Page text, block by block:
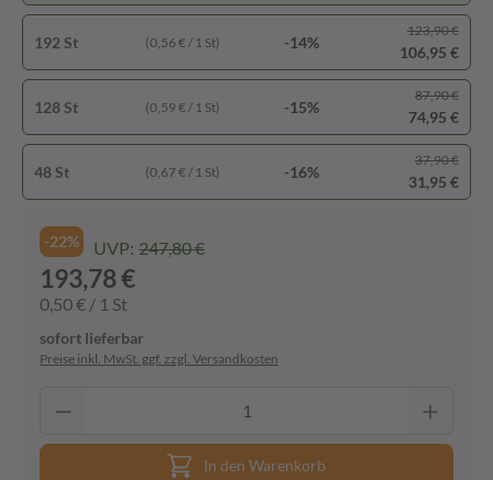
192 St (0,56 € / 1 St) -14%
123,90 €
106,95 €
128 St (0,59 € / 1 St) -15%
87,90 €
74,95 €
48 St (0,67 € / 1 St) -16%
37,90 €
31,95 €
-22% UVP: 247,80 €
193,78 €
0,50 € / 1 St
sofort lieferbar
Preise inkl. MwSt. ggf. zzgl. Versandkosten
In den Warenkorb